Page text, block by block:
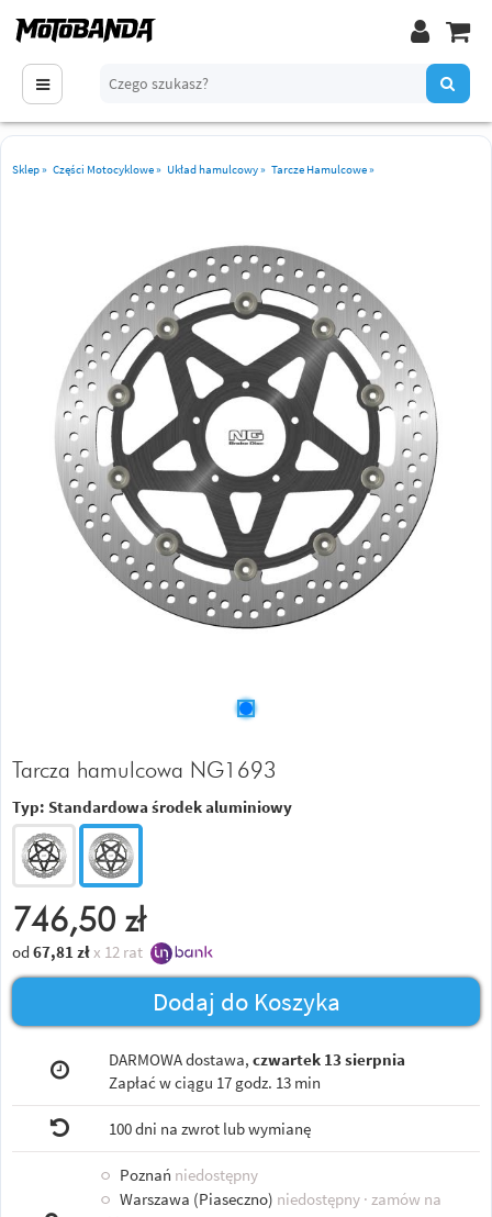
Sklep» Części Motocyklowe» Układ hamulcowy» Tarcze Hamulcowe»
Tarcza hamulcowa NG1693
Typ: Standardowa środek aluminiowy
746,50 zł
od 67,81 zł x 12 rat
Dodaj do Koszyka
DARMOWA dostawa, czwartek 13 sierpnia
Zapłać w ciągu 17 godz. 13 min
100 dni na zwrot lub wymianę
○ Poznań niedostępny
○ Warszawa (Piaseczno) niedostępny · zamów na